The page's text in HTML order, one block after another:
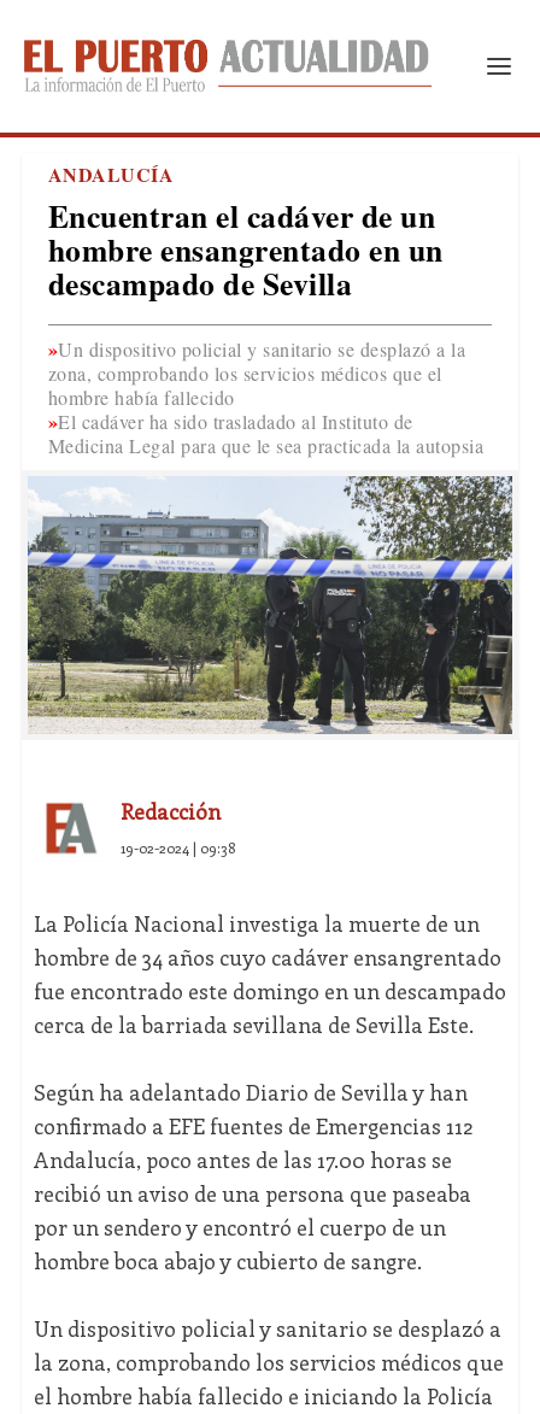
ANDALUCÍA
Encuentran el cadáver de un
hombre ensangrentado en un
descampado de Sevilla
Un dispositivo policial y sanitario se desplazó a la
zona, comprobando los servicios médicos que el
hombre había fallecido
El cadáver ha sido trasladado al Instituto de
Medicina Legal para que le sea practicada la autopsia
Redacción
19-02-2024 | 09:38
La Policía Nacional investiga la muerte de un
hombre de 34 años cuyo cadáver ensangrentado
fue encontrado este domingo en un descampado
cerca de la barriada sevillana de Sevilla Este.
Según ha adelantado Diario de Sevilla y han
confirmado a EFE fuentes de Emergencias 112
Andalucía, poco antes de las 17.00 horas se
recibió un aviso de una persona que paseaba
por un sendero y encontró el cuerpo de un
hombre boca abajo y cubierto de sangre.
Un dispositivo policial y sanitario se desplazó a
la zona, comprobando los servicios médicos que
el hombre había fallecido e iniciando la Policía